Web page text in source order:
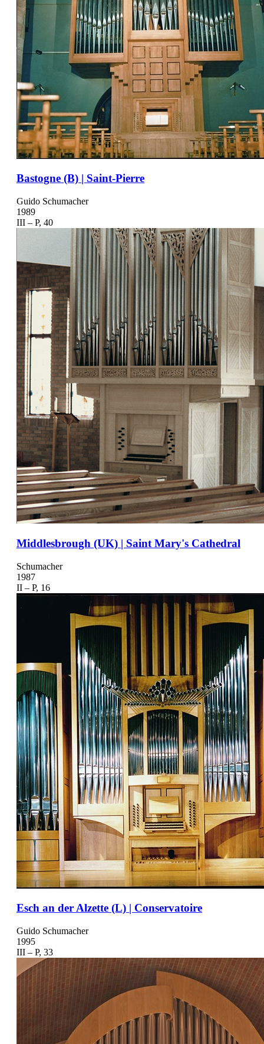
Bastogne (B) | Saint-Pierre
Guido Schumacher
1989
III – P, 40
Middlesbrough (UK) | Saint Mary's Cathedral
Schumacher
1987
II – P, 16
Esch an der Alzette (L) | Conservatoire
Guido Schumacher
1995
III – P, 33